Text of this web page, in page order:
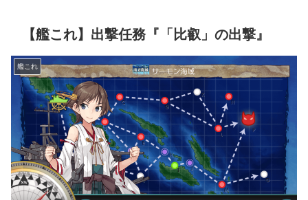
【艦これ】出撃任務『「比叡」の出撃』
艦これ